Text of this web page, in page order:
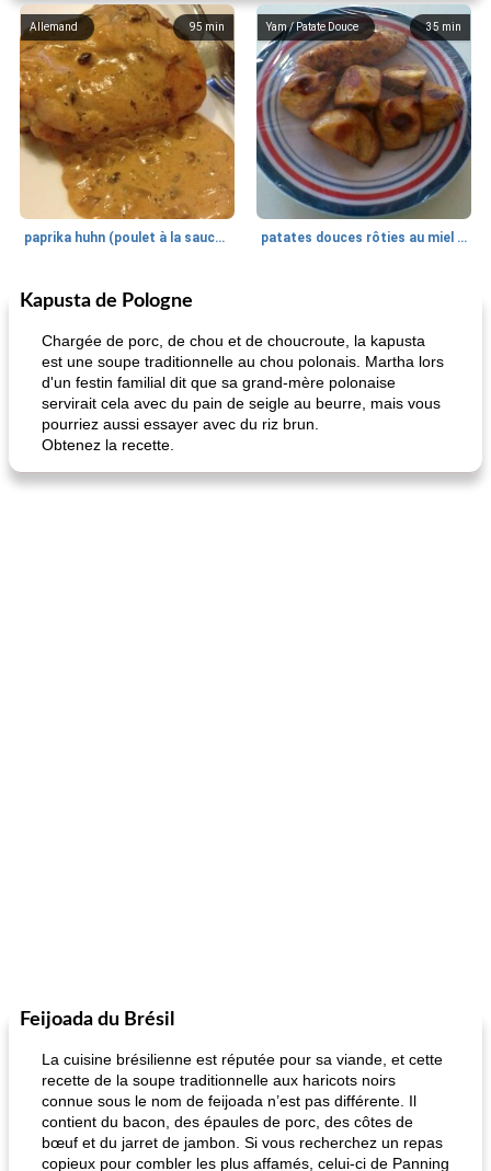
95 min
Allemand
paprika huhn (poulet à la sauce paprika).
35 min
Yam / Patate Douce
patates douces rôties au miel / kumara
25
Petit déjeuner et brunch
Kapusta de Pologne
Chargée de porc, de chou et de choucroute, la kapusta
est une soupe traditionnelle au chou polonais. Martha lors
d'un festin familial dit que sa grand-mère polonaise
servirait cela avec du pain de seigle au beurre, mais vous
pourriez aussi essayer avec du riz brun.
Obtenez la recette.
Feijoada du Brésil
La cuisine brésilienne est réputée pour sa viande, et cette
recette de la soupe traditionnelle aux haricots noirs
connue sous le nom de feijoada n’est pas différente. Il
contient du bacon, des épaules de porc, des côtes de
bœuf et du jarret de jambon. Si vous recherchez un repas
copieux pour combler les plus affamés, celui-ci de Panning